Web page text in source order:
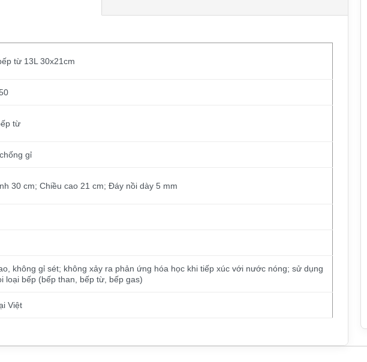
từ 13L 30x21cm
từ
gỉ
30 cm; Chiều cao 21 cm; Đáy nồi dày 5 mm
không gỉ sét; không xảy ra phản ứng hóa học khi tiếp xúc với nước nóng; sử dụng
loại bếp (bếp than, bếp từ, bếp gas)
Việt